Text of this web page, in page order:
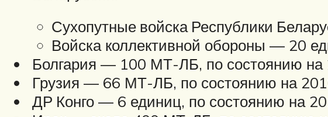
Сухопутные войска Республики
Войска коллективной обороны — 20
Болгария — 100 МТ-ЛБ, по состоянию на
Грузия — 66 МТ-ЛБ, по состоянию на
ДР Конго — 6 единиц, по состоянию на